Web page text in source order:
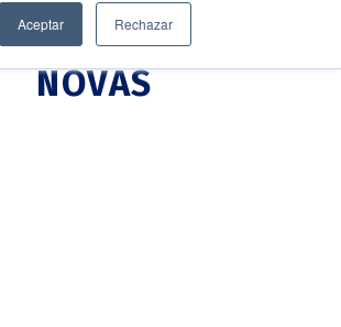
Aceptar Rechazar
NOVAS